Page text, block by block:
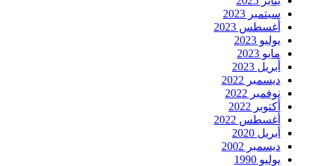
سبتمبر 2023
أغسطس 2023
يوليو 2023
مايو 2023
أبريل 2023
ديسمبر 2022
نوفمبر 2022
أكتوبر 2022
أغسطس 2022
أبريل 2020
ديسمبر 2002
يوليو 1990